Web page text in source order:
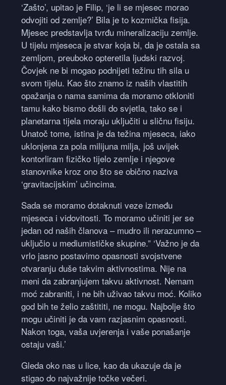
‘Zašto’, upitao je Filip, ‘je li se mjesec morao
odvojiti od zemlje?’ Bila je to kozmička fisija.
Mjesec predstavlja tvrđu mineralizaciju zemlje.
U tijelu mjeseca je stvar koja bi, da je ostala sa
zemljom, preuboko opteretila ljudski razvoj.
Čovjek ne bi mogao podnijeti težinu tih sila u
svom tijelu. Kao što znamo iz naših vlastitih
opažanja o nama samima da moramo otkloniti
tamu kako bismo došli do svjetla, tako se i
planetarna tijela moraju uključiti u sličnu fisiju.
Unatoč tome, istina je da težina mjeseca, iako
uklonjena za pola milijuna milja, još uvijek
kontorliram fizičko tijelo zemlje i njegove
stanovnike kroz ono što se obično naziva
‘gravitacijskim’ učincima.
Sada se moramo dotaknuti veze između
mjeseca i vidovitosti. To moramo učiniti jer se
jedan od naših članova – mudro ili nerazumno –
uključio u mediumističke skupine.” ‘Važno je da
vrlo jasno postavimo opasnosti svojstvene
otvaranju duše takvim aktivnostima. Nije na
meni da zabranjujem takvu aktivnost. Nemam
moć zabraniti, i ne bih uživao takvu moć. Koliko
god bih te želio zaštititi, ne mogu. Najbolje što
mogu učiniti je da vam razjasnim opasnosti.
Nakon toga, vaša uvjerenja i vaše ponašanje
ostaju vaši.’
Gleda oko nas u lice, kao da ukazuje da je
stigao do najvažnije točke večeri.